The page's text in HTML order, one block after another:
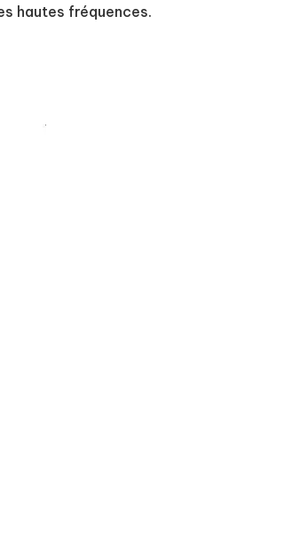
hautes fréquences.